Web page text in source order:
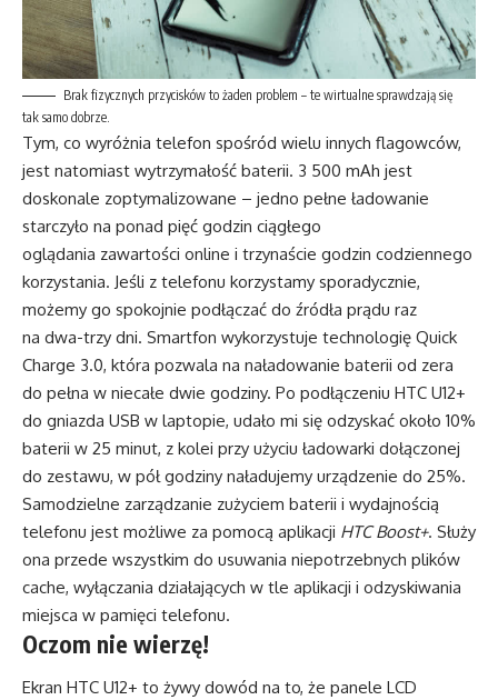
Brak fizycznych przycisków to żaden problem – te wirtualne sprawdzają się
tak samo dobrze.
Tym, co wyróżnia telefon spośród wielu innych flagowców,
jest natomiast wytrzymałość baterii. 3 500 mAh jest
doskonale zoptymalizowane – jedno pełne ładowanie
starczyło na ponad pięć godzin ciągłego
oglądania zawartości online i trzynaście godzin codziennego
korzystania. Jeśli z telefonu korzystamy sporadycznie,
możemy go spokojnie podłączać do źródła prądu raz
na dwa-trzy dni. Smartfon wykorzystuje technologię Quick
Charge 3.0, która pozwala na naładowanie baterii od zera
do pełna w niecałe dwie godziny. Po podłączeniu HTC U12+
do gniazda USB w laptopie, udało mi się odzyskać około 10%
baterii w 25 minut, z kolei przy użyciu ładowarki dołączonej
do zestawu, w pół godziny naładujemy urządzenie do 25%.
Samodzielne zarządzanie zużyciem baterii i wydajnością
telefonu jest możliwe za pomocą aplikacji HTC Boost+. Służy
ona przede wszystkim do usuwania niepotrzebnych plików
cache, wyłączania działających w tle aplikacji i odzyskiwania
miejsca w pamięci telefonu.
Oczom nie wierzę!
Ekran HTC U12+ to żywy dowód na to, że panele LCD